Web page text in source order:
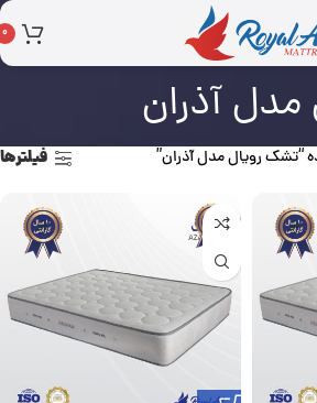
0
آذران
رویال مدل آذران” فیلترها